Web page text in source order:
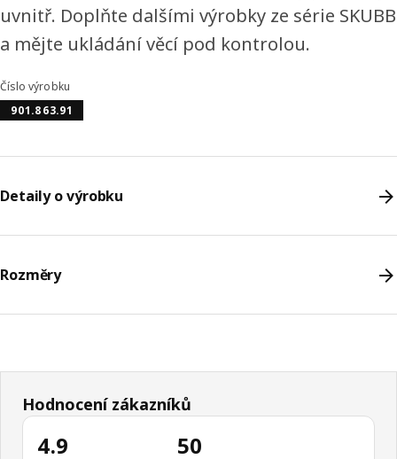
uvnitř. Doplňte dalšími výrobky ze série SKUBB
a mějte ukládání věcí pod kontrolou.
Číslo výrobku
901.863.91
Detaily o výrobku
Rozměry
Hodnocení zákazníků
4.9 50